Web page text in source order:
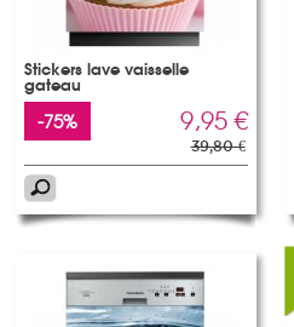
Stickers lave vaisselle
gateau
-75% 9,95 €
39,80 €